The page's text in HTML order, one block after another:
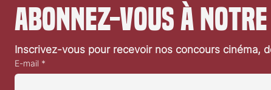
Abonnez-vous à
Inscrivez-vous pour recevoir nos concours cinéma,
E-mail *